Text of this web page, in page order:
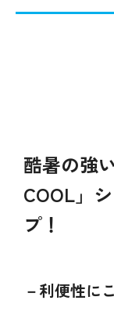
酷暑の強
COOL」
プ！
－利便性に